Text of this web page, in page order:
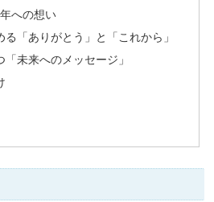
への想い
「ありがとう」と「これから」
未来へのメッセージ」